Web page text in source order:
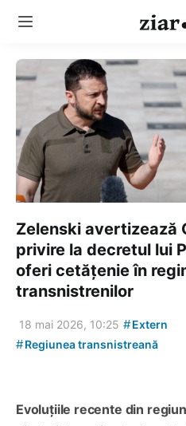
Zelenski avertizează
privire la decretul lui
oferi cetățenie în
transnistrenilor
18 mai 2026, 10:25 #Extern
#Regiunea transnistreană
Evoluțiile recente din